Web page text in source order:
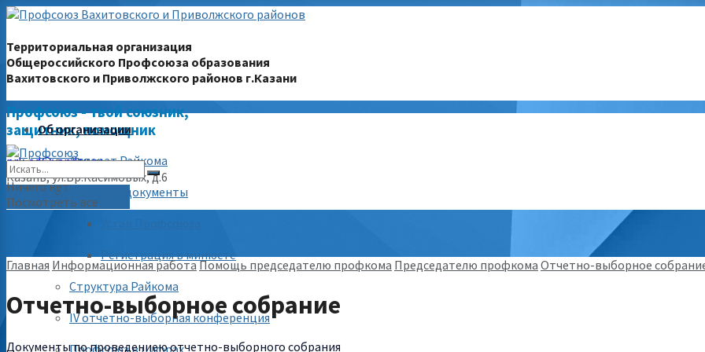
Территориальная организация
Общероссийского Профсоюза образования
Вахитовского и Приволжского районов г.Казани
Профсоюз - твой союзник,
защитник, помощник
prk-ed@yandex.ru
Казань, ул.Бр.Касимовых, д.6
(843) 228-68-80
Об организации
Аппарат Райкома
Уставные документы
Регистрация в минюсте
Структура Райкома
IV отчетно-выборная конференция
Профсоюз в цифрах
Ничего нет
Посмотреть все
Главная Информационная работаПомощь председателю профкома Председателю профкома Отчетно-выборное
Отчетно-выборное собрание
Документы по проведениею отчетно-выборного собрания